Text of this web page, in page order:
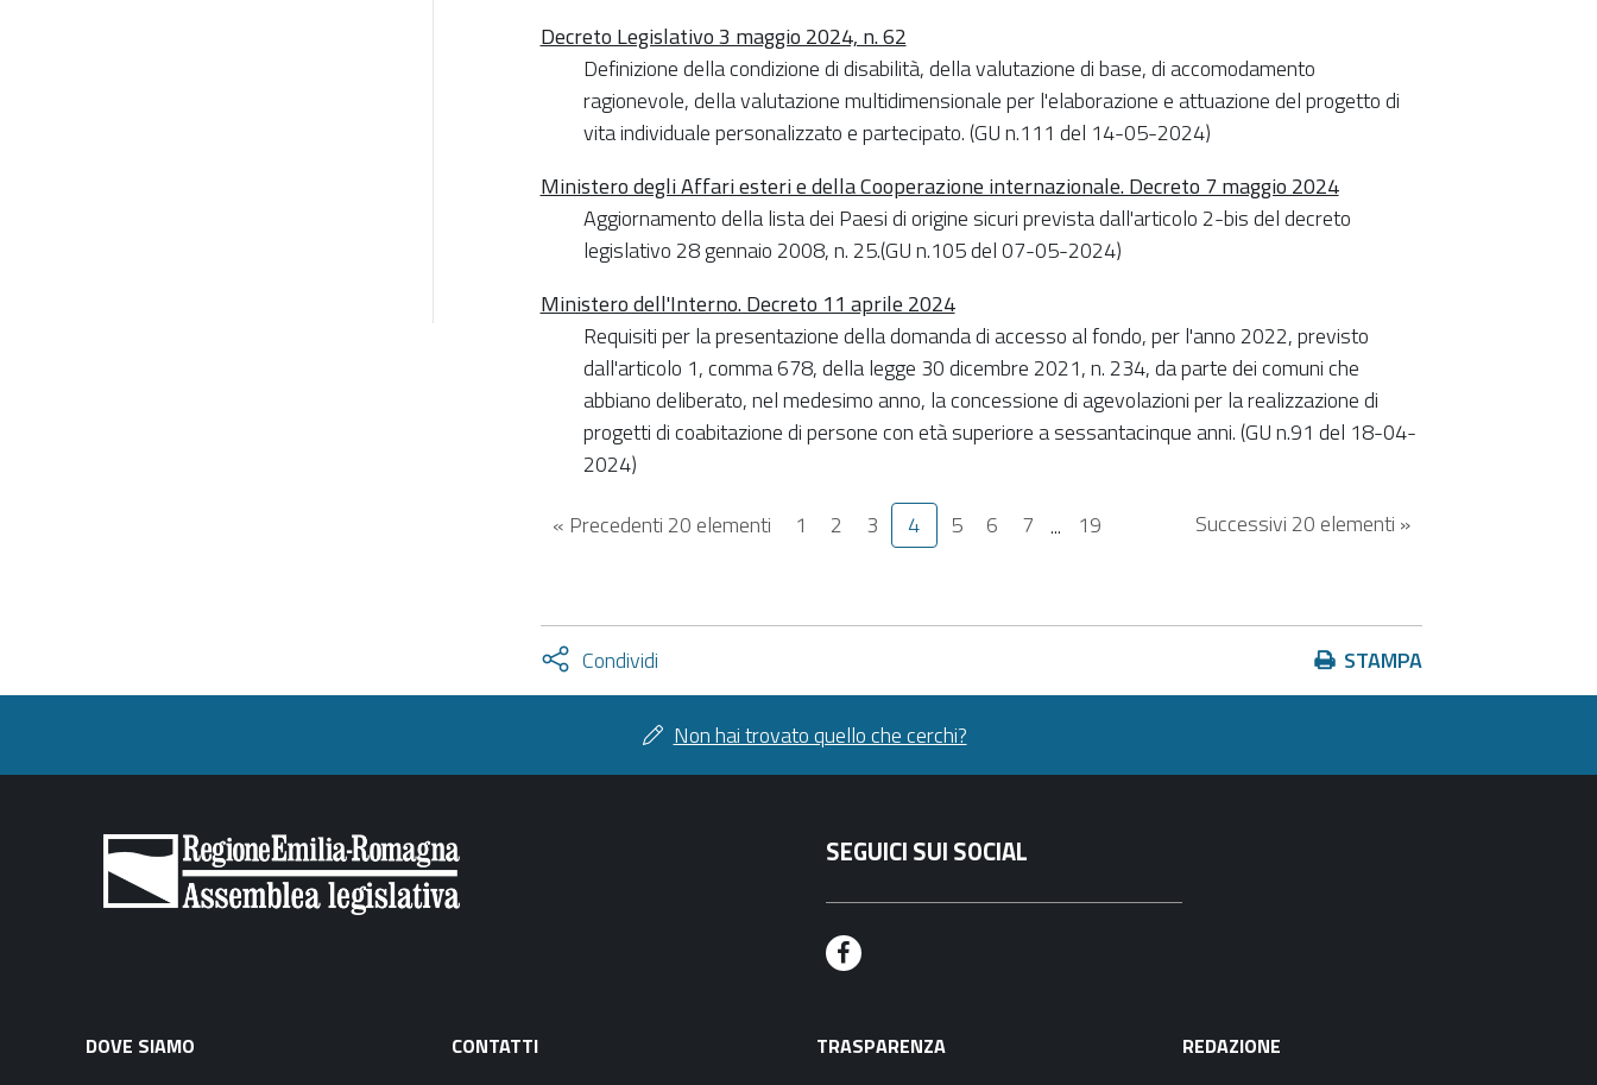
Decreto Legislativo 3 maggio 2024, n. 62
Definizione della condizione di disabilità, della valutazione di base, di accomodamento
ragionevole, della valutazione multidimensionale per l'elaborazione e attuazione del progetto di
vita individuale personalizzato e partecipato. (GU n.111 del 14-05-2024)
Ministero degli Affari esteri e della Cooperazione internazionale. Decreto 7 maggio 2024
Aggiornamento della lista dei Paesi di origine sicuri prevista dall'articolo 2-bis del decreto
legislativo 28 gennaio 2008, n. 25.(GU n.105 del 07-05-2024)
Ministero dell'Interno. Decreto 11 aprile 2024
Requisiti per la presentazione della domanda di accesso al fondo, per l'anno 2022, previsto
dall'articolo 1, comma 678, della legge 30 dicembre 2021, n. 234, da parte dei comuni che
abbiano deliberato, nel medesimo anno, la concessione di agevolazioni per la realizzazione di
progetti di coabitazione di persone con età superiore a sessantacinque anni. (GU n.91 del 18-04-
2024)
« Precedenti 20 elementi
Successivi 20 elementi »
1 2 3 4 5 6 7 ... 19
Azioni
sul
STAMPA
Condividi
facebook
twitter
Attiva
condividi
Non hai trovato quello che cerchi?
SEGUICI SUI SOCIAL
F
c
DOVE SIAMO CONTATTI TRASPARENZA REDAZIONE